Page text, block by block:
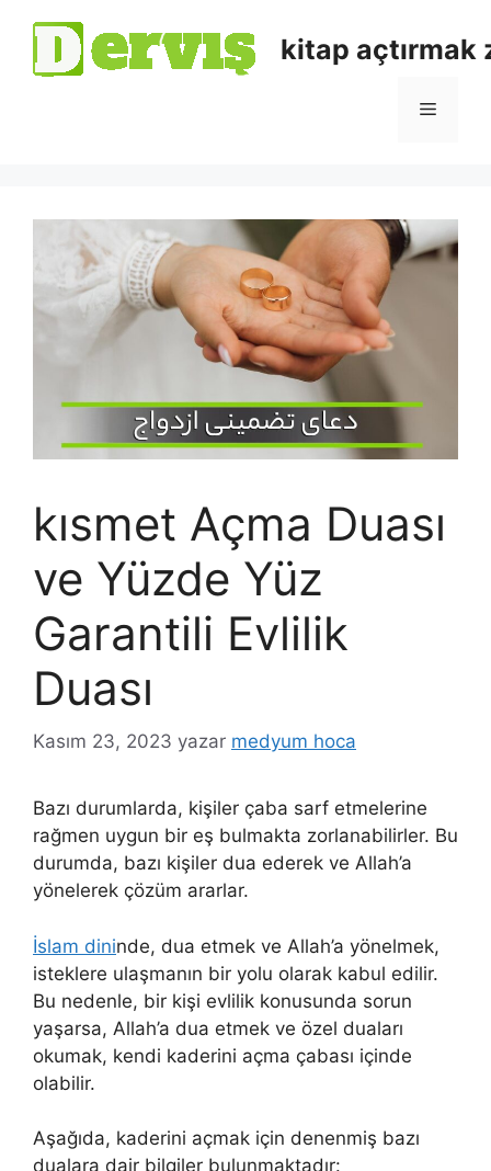
kitap açtırmak
kısmet Açma Duası
ve Yüzde Yüz
Garantili Evlilik
Duası
Kasım 23, 2023 yazar medyum hoca
Bazı durumlarda, kişiler çaba sarf etmelerine
rağmen uygun bir eş bulmakta zorlanabilirler. Bu
durumda, bazı kişiler dua ederek ve Allah’a
yönelerek çözüm ararlar.
İslam dininde, dua etmek ve Allah’a yönelmek,
isteklere ulaşmanın bir yolu olarak kabul edilir.
Bu nedenle, bir kişi evlilik konusunda sorun
yaşarsa, Allah’a dua etmek ve özel duaları
okumak, kendi kaderini açma çabası içinde
olabilir.
Aşağıda, kaderini açmak için denenmiş bazı
dualara dair bilgiler bulunmaktadır: